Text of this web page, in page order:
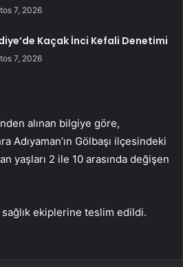
7, 2026
Kaçak İnci Kefali Denetimi
7, 2026
alınan bilgiye göre,
Adıyaman’ın Gölbaşı ilçesindeki
yaşları 2 ile 10 arasında değişen
ekiplerine teslim edildi.